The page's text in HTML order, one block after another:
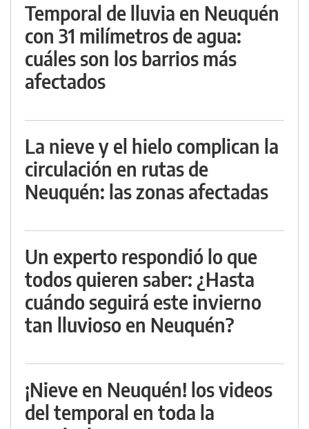
Temporal de lluvia en Neuquén
con 31 milímetros de agua:
cuáles son los barrios más
afectados
La nieve y el hielo complican la
circulación en rutas de
Neuquén: las zonas afectadas
Un experto respondió lo que
todos quieren saber: ¿Hasta
cuándo seguirá este invierno
tan lluvioso en Neuquén?
¡Nieve en Neuquén! los videos
del temporal en toda la